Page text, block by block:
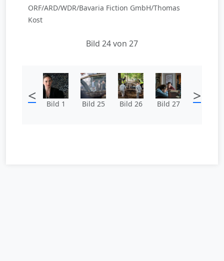
ORF/ARD/WDR/Bavaria Fiction GmbH/Thomas
Kost
Bild 24 von 27
< Bild 1 Bild 25 Bild 26 Bild 27 >